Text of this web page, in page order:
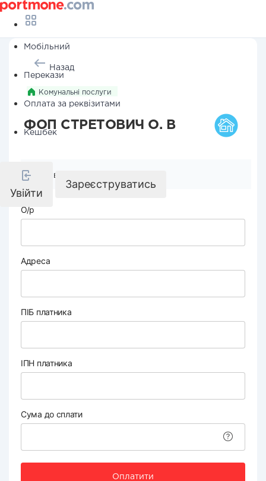
Мобільний
Перекази
Оплата за реквізитами
Кешбек
Увійти
Зареєструватись
Назад
Комунальні послуги
ФОП СТРЕТОВИЧ О. В
Реквізити компанії
О/р
Адреса
ПІБ платника
ІПН платника
Сума до сплати
Оплатити